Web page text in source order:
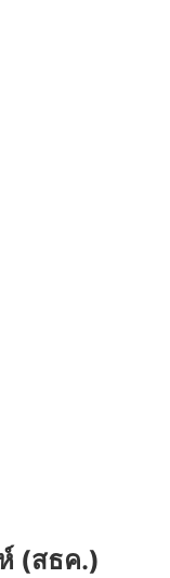
(สธค.)